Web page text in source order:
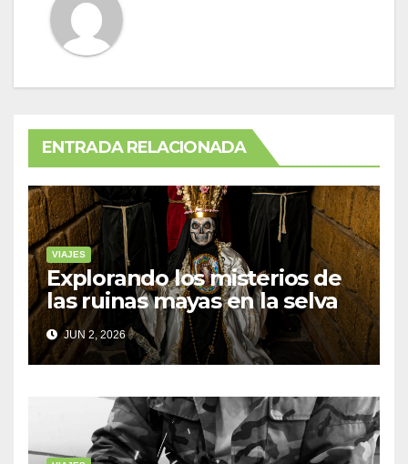
ENTRADA RELACIONADA
VIAJES
Explorando los misterios de
las ruinas mayas en la selva
de Yucatán
JUN 2, 2026